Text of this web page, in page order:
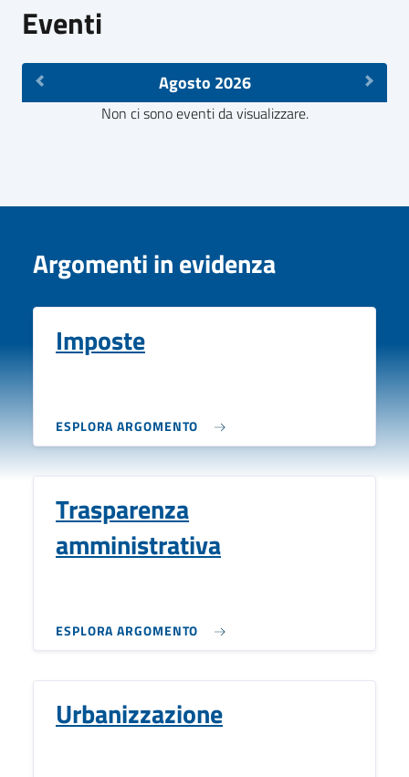
Eventi
Agosto 2026
Non ci sono eventi da visualizzare.
Argomenti in evidenza
Imposte
ESPLORA ARGOMENTO
Trasparenza
amministrativa
ESPLORA ARGOMENTO
Urbanizzazione